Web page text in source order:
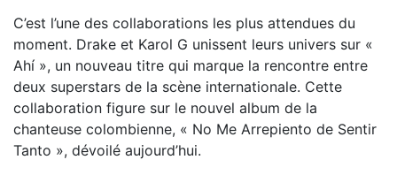
C’est l’une des collaborations les plus attendues du
moment. Drake et Karol G unissent leurs univers sur «
Ahí », un nouveau titre qui marque la rencontre entre
deux superstars de la scène internationale. Cette
collaboration figure sur le nouvel album de la
chanteuse colombienne, « No Me Arrepiento de Sentir
Tanto », dévoilé aujourd’hui.